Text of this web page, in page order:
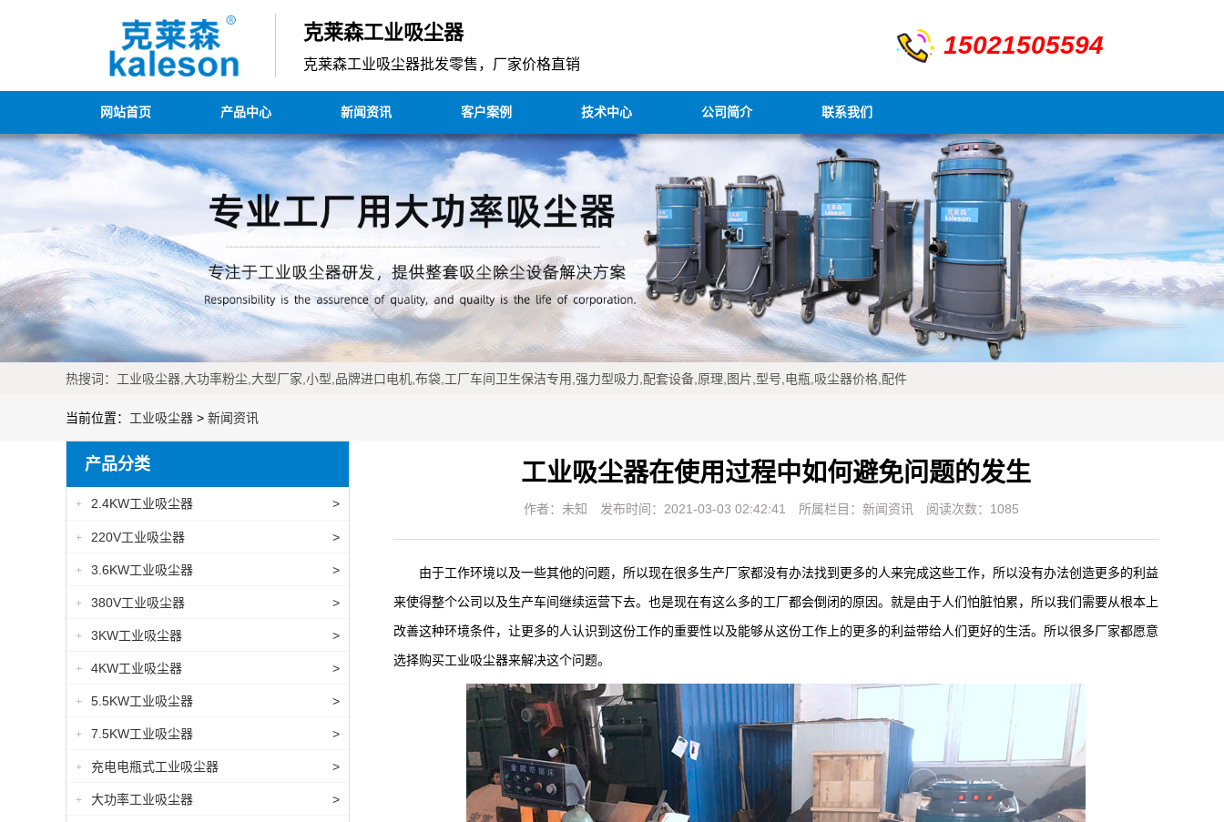
克莱森工业吸尘器
克莱森工业吸尘器批发零售，厂家价格直销
15021505594
网站首页 产品中心 新闻资讯 客户案例 技术中心 公司简介 联系我们
热搜词：工业吸尘器,大功率粉尘,大型厂家,小型,品牌进口电机,布袋,工厂车间卫生保洁专用,强力型吸力,配套设备,原理,图片,型号,电瓶,吸尘器价格,配件
当前位置： 工业吸尘器 > 新闻资讯
工业吸尘器在使用过程中如何避免问题的发生
作者：未知 发布时间：2021-03-03 02:42:41 所属栏目： 新闻资讯 阅读次数：1085
由于工作环境以及一些其他的问题，所以现在很多生产厂家都没有办法找到更多的人来完成这些工作，所以没有办法创造更多的利益
来使得整个公司以及生产车间继续运营下去。也是现在有这么多的工厂都会倒闭的原因。就是由于人们怕脏怕累，所以我们需要从根本上
改善这种环境条件，让更多的人认识到这份工作的重要性以及能够从这份工作上的更多的利益带给人们更好的生活。所以很多厂家都愿意
选择购买工业吸尘器来解决这个问题。
产品分类
+ 2.4KW工业吸尘器 >
+ 220V工业吸尘器 >
+ 3.6KW工业吸尘器 >
+ 380V工业吸尘器 >
+ 3KW工业吸尘器 >
+ 4KW工业吸尘器 >
+ 5.5KW工业吸尘器 >
+ 7.5KW工业吸尘器 >
+ 充电电瓶式工业吸尘器 >
+ 大功率工业吸尘器 >